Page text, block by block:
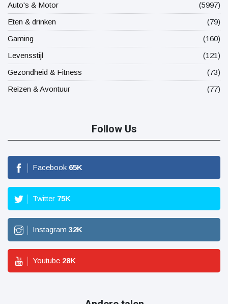
Auto's & Motor
(5997)
Eten & drinken
(79)
Gaming
(160)
Levensstijl
(121)
Gezondheid & Fitness
(73)
Reizen & Avontuur
(77)
Follow Us
Facebook 65K
Twitter 75K
Instagram 32K
Youtube 28K